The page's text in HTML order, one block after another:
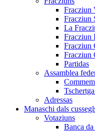
Fracziun
Fracziun
La
Fracziun
Fracziun
Fracziun
Partidas
Assamblea
Adressas
Manaschi dals
Votaziuns
Banca